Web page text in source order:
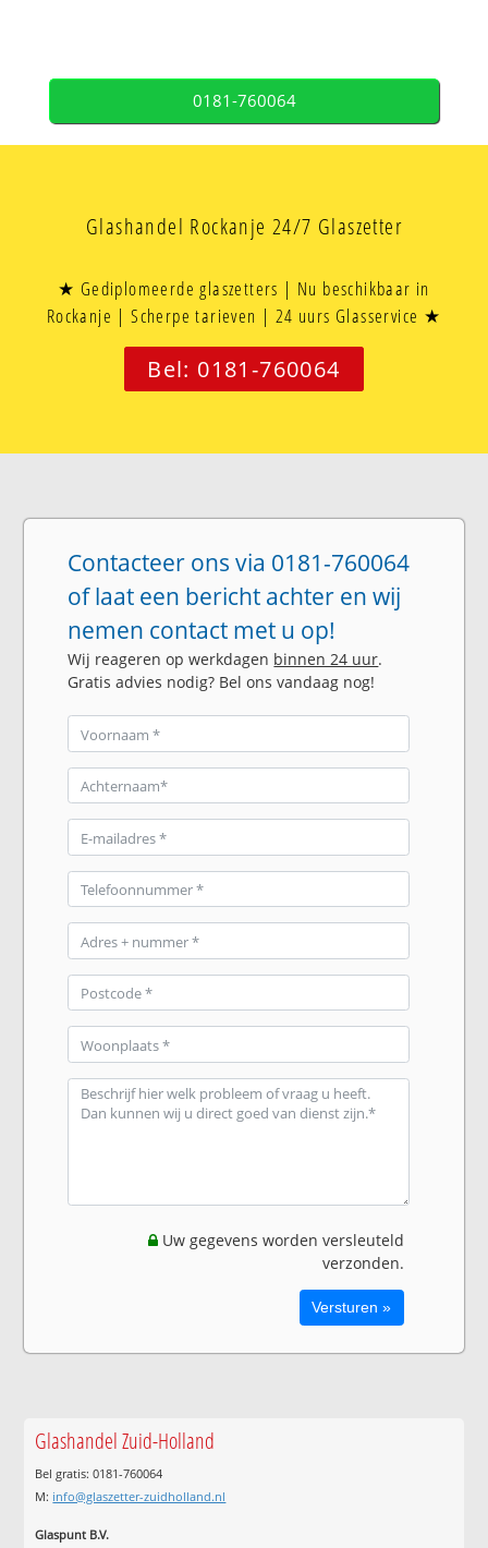
0181-760064
Glashandel Rockanje 24/7 Glaszetter
★ Gediplomeerde glaszetters | Nu beschikbaar in
Rockanje | Scherpe tarieven | 24 uurs Glasservice ★
Bel: 0181-760064
Contacteer ons via 0181-760064
of laat een bericht achter en wij
nemen contact met u op!
Wij reageren op werkdagen binnen 24 uur.
Gratis advies nodig? Bel ons vandaag nog!
Uw gegevens worden versleuteld
verzonden.
Glashandel Zuid-Holland
Bel gratis: 0181-760064
M: info@glaszetter-zuidholland.nl
Glaspunt B.V.